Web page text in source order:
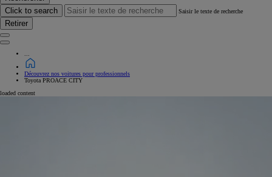
Click to search
Saisir le texte de recherche
Retirer
Découvrez nos voitures pour professionnels
Toyota PROACE CITY
loaded content